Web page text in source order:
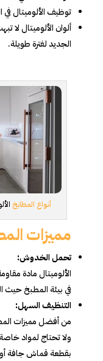
توظيف الألوميتال في
ألوان الألوميتال
الجديد لفترة طويلة.
أنواع المطابخ
مميزات
تحمل الخدوش:
الألوميتال مادة
في بيئة المطبخ حيث
التنظيف السهل:
من أفضل مميزات
ولا تحتاج لمواد
بقطعة قماش جافة أو